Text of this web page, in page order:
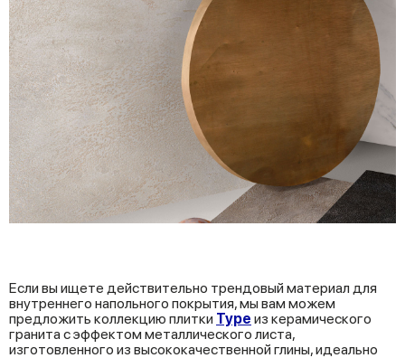
Если вы ищете действительно трендовый материал для
внутреннего напольного покрытия, мы вам можем
предложить коллекцию плитки Type из керамического
гранита с эффектом металлического листа,
изготовленного из высококачественной глины, идеально